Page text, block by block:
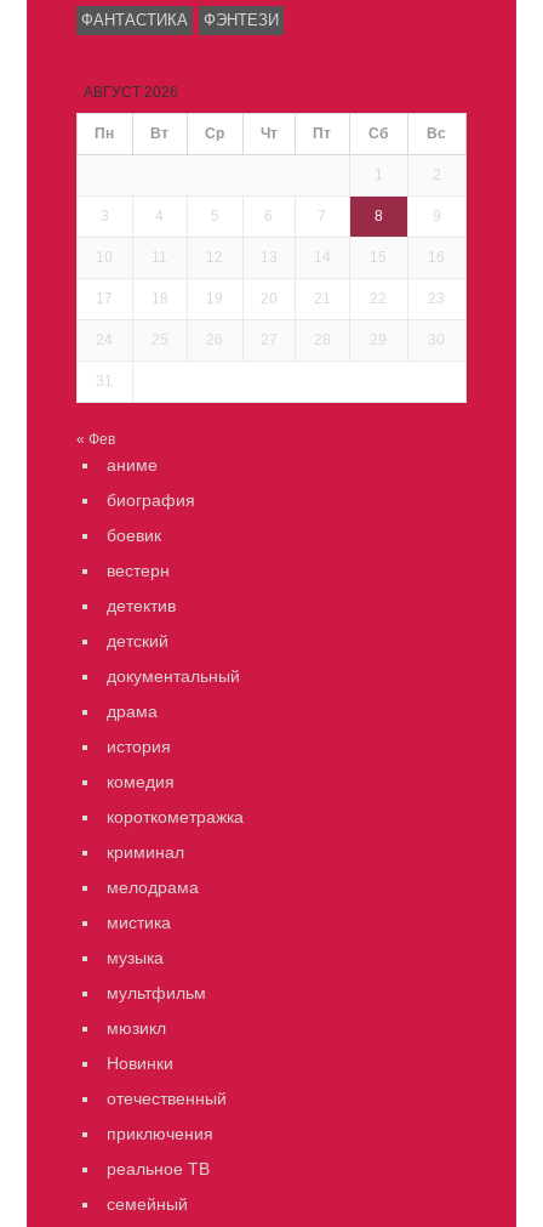
ФАНТАСТИКА ФЭНТЕЗИ
АВГУСТ 2026
Пн Вт Ср Чт Пт Сб Вс
1 2
3 4 5 6 7 8 9
10 11 12 13 14 15 16
17 18 19 20 21 22 23
24 25 26 27 28 29 30
31
« Фев
аниме
биография
боевик
вестерн
детектив
детский
документальный
драма
история
комедия
короткометражка
криминал
мелодрама
мистика
музыка
мультфильм
мюзикл
Новинки
отечественный
приключения
реальное ТВ
семейный